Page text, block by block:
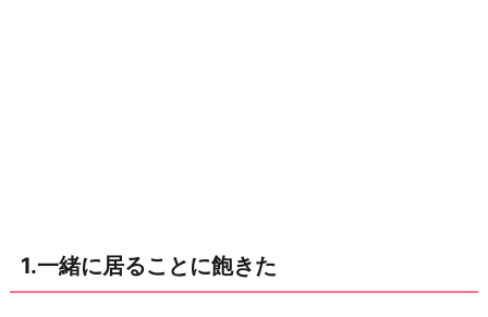
遊
び
1.一緒に居ることに飽きた